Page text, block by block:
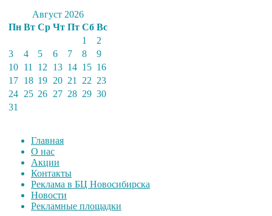
Август 2026
Пн Вт Ср Чт Пт Сб Вс
1
2
3
4 5 6 7 8
9
10 11 12 13 14 15 16
17 18 19 20 21 22 23
24 25 26 27 28 29 30
31
Главная
О нас
Акции
Контакты
Реклама в БЦ Новосибирска
Новости
Рекламные площадки